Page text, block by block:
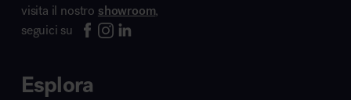
visita il nostro showroom,
seguici su
Esplora